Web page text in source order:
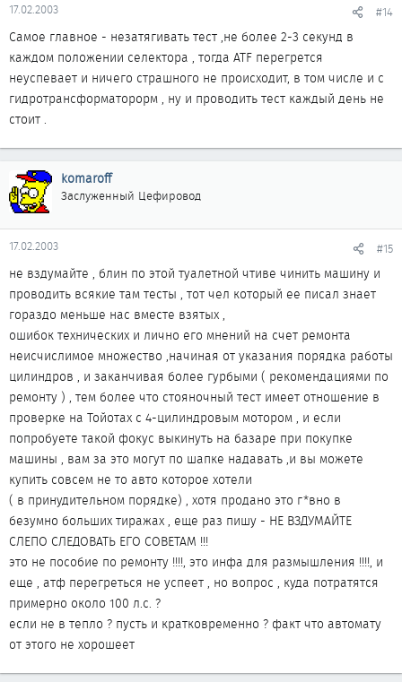
17.02.2003 #14
Самое главное - незатягивать тест ,не более 2-3 секунд в
каждом положении селектора , тогда ATF перегрется
неуспевает и ничего страшного не происходит, в том числе и с
гидротрансформаторорм , ну и проводить тест каждый день не
стоит .
komaroff
Заслуженный Цефировод
17.02.2003 #15
не вздумайте , блин по этой туалетной чтиве чинить машину и
проводить всякие там тесты , тот чел который ее писал знает
гораздо меньше нас вместе взятых ,
ошибок технических и лично его мнений на счет ремонта
неисчислимое множество ,начиная от указания порядка работы
цилиндров , и заканчивая более гурбыми ( рекомендациями по
ремонту ) , тем более что стояночный тест имеет отношение в
проверке на Тойотах с 4-цилиндровым мотором , и если
попробуете такой фокус выкинуть на базаре при покупке
машины , вам за это могут по шапке надавать ,и вы можете
купить совсем не то авто которое хотели
( в принудительном порядке) , хотя продано это г*вно в
безумно больших тиражах , еще раз пишу - НЕ ВЗДУМАЙТЕ
СЛЕПО СЛЕДОВАТЬ ЕГО СОВЕТАМ !!!
это не пособие по ремонту !!!!, это инфа для размышления !!!!, и
еще , атф перегреться не успеет , но вопрос , куда потратятся
примерно около 100 л.с. ?
если не в тепло ? пусть и кратковременно ? факт что автомату
от этого не хорошеет